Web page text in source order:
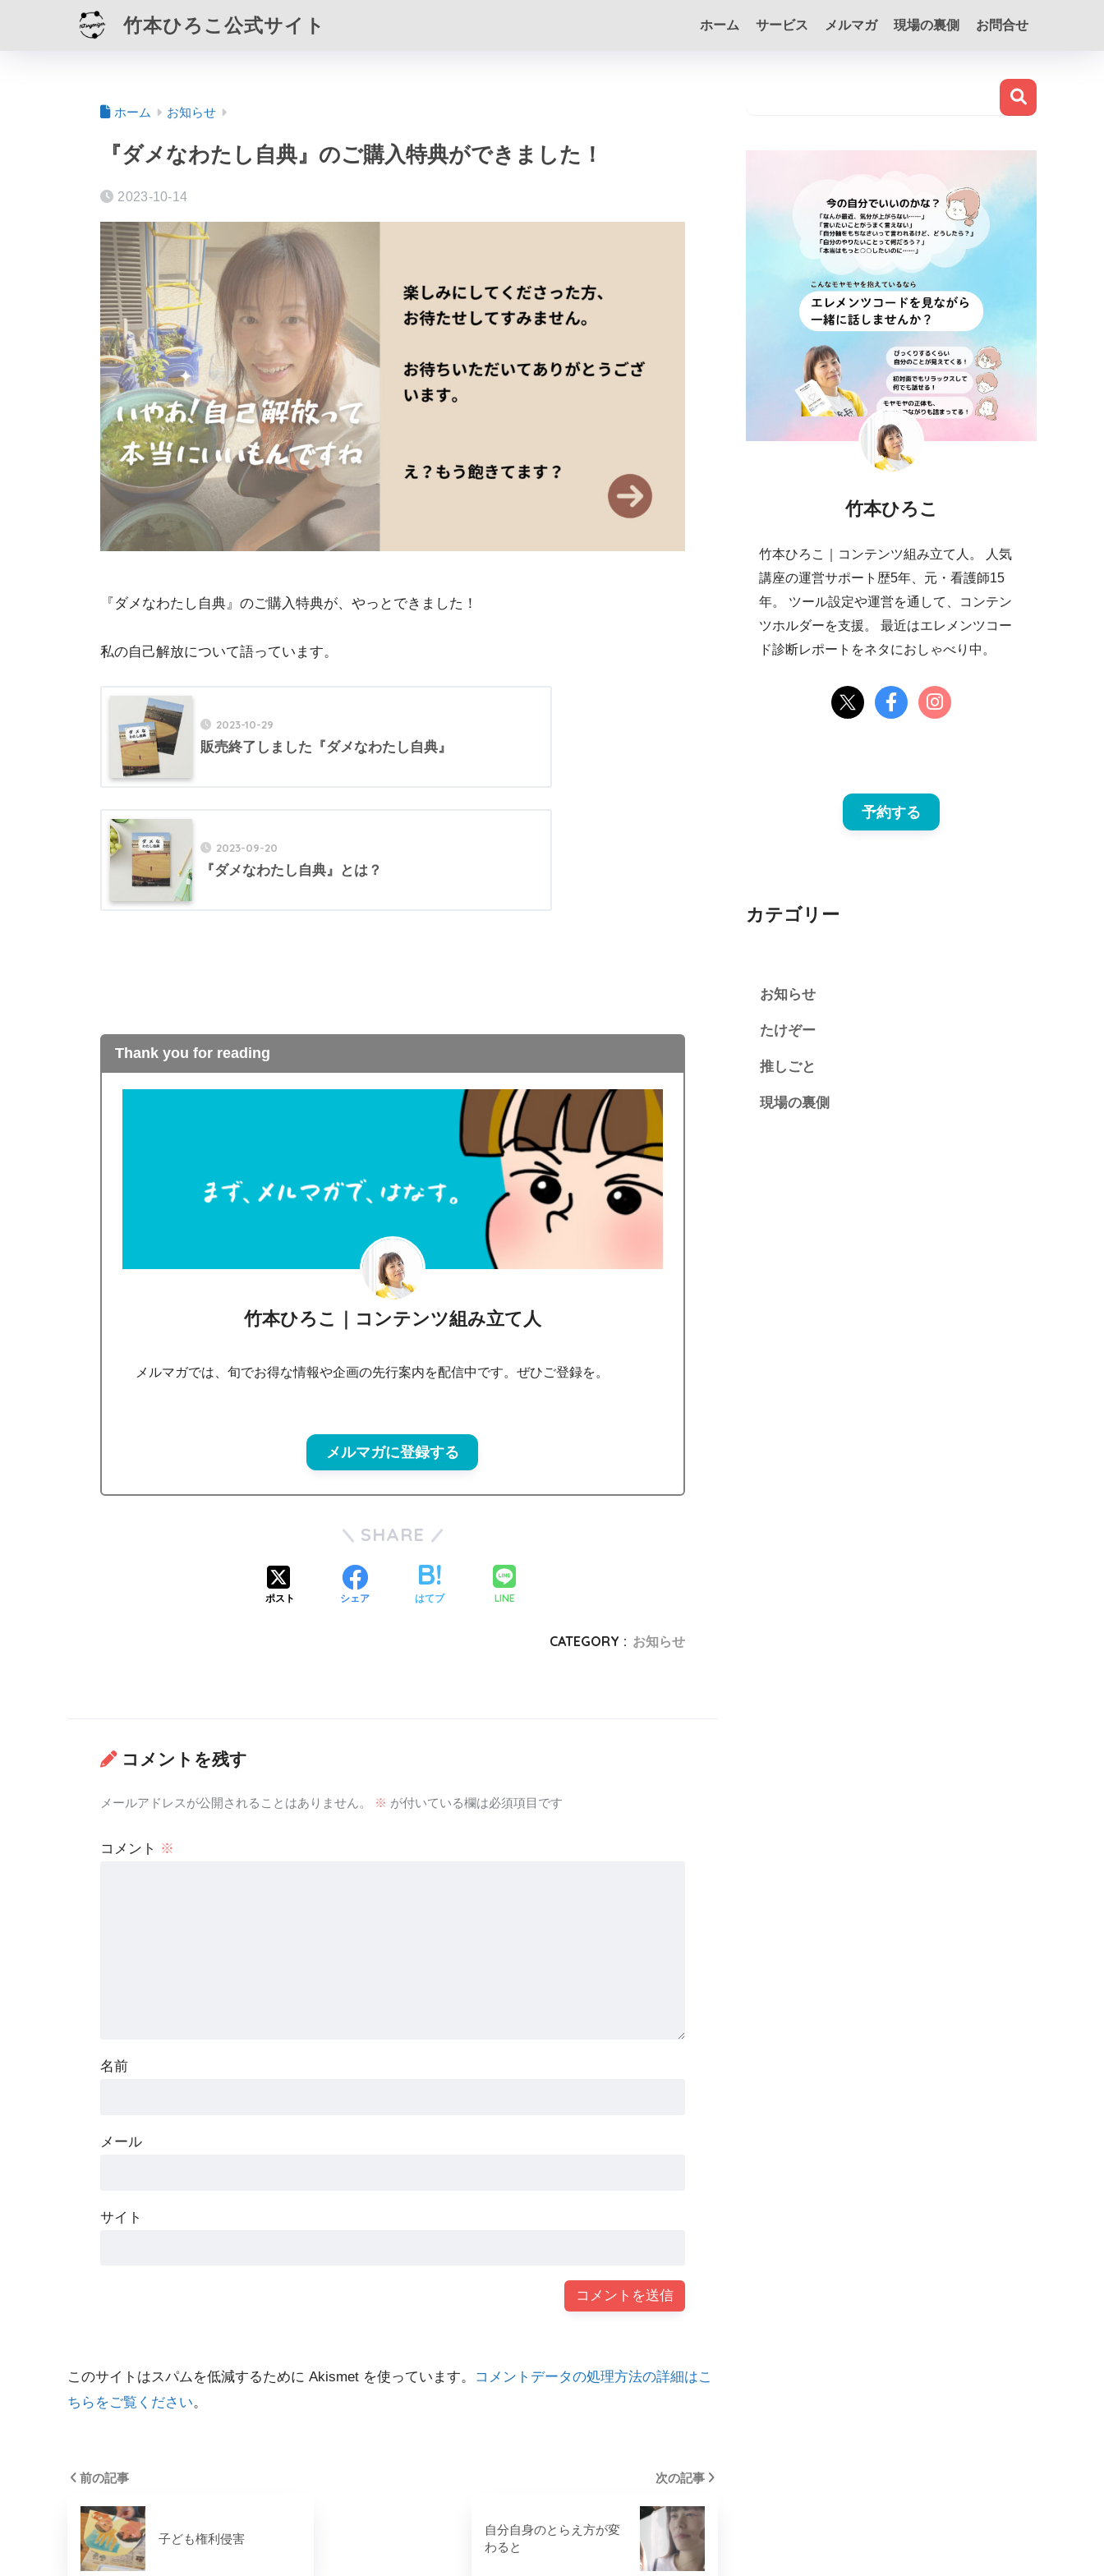
竹本ひろこ公式サイト ホーム サービス メルマガ 現場の裏側 お問合せ
ホーム お知らせ
『ダメなわたし自典』のご購入特典ができました！
2023-10-14
『ダメなわたし自典』のご購入特典が、やっとできました！
私の自己解放について語っています。
2023-10-29
販売終了しました『ダメなわたし自典』
2023-09-20
『ダメなわたし自典』とは？
Thank you for reading
竹本ひろこ｜コンテンツ組み立て人
メルマガでは、旬でお得な情報や企画の先行案内を配信中です。ぜひご登録を。
メルマガに登録する
SHARE
ポスト シェア はてブ LINE
CATEGORY : お知らせ
コメントを残す
メールアドレスが公開されることはありません。 ※ が付いている欄は必須項目です
コメント ※
名前
メール
サイト
このサイトはスパムを低減するために Akismet を使っています。
コメントデータの処理方法の詳細はこ
ちらをご覧ください。
前の記事
子ども権利侵害
次の記事
自分自身のとらえ方が変
わると
竹本ひろこ
竹本ひろこ｜コンテンツ組み立て人。 人気
講座の運営サポート歴5年、元・看護師15
年。 ツール設定や運営を通して、コンテン
ツホルダーを支援。 最近はエレメンツコー
ド診断レポートをネタにおしゃべり中。
予約する
カテゴリー
お知らせ
たけぞー
推しごと
現場の裏側